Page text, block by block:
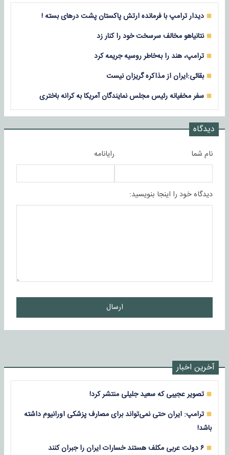
دیدار ترامپ با فرمانده ارتش پاکستان پشت درهای بسته !
نتانیاهو مخالف سرسخت خود را کنار زد
ترامپ، هند را به‌خاطر روسیه جریمه کرد
بقائی:ایران از مذاکره گریزان نیست
سفر مخفیانه رئیس مجلس نمایندگان آمریکا به کرانه باختری
دیدگاه
نام شما رایانامه
دیدگاه خود را اینجا بنویسید:
ارسال
آخرین اخبار
تصویر عجیبی که سعید جلیلی منتشر کرد!
ترامپ: ایران حتی نمی‌تواند برای مصارف پزشکی اورانیوم داشته
باشد!
۶ دولت عربی مکلف هستند خسارات ایران را جبران کنند